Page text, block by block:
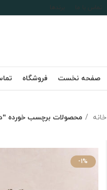
تماس با ما برندها
صفحه نخست فروشگاه
خانه محصولات برچسب خورده
-1%